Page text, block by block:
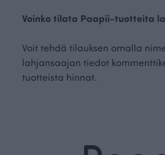
Voinko tilata Paapii-tuotteita
Voit tehdä tilauksen omalla
lahjansaajan tiedot
tuotteista hinnat.